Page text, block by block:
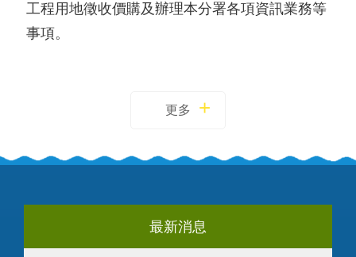
工程用地徵收價購及辦理本分署各項資訊業務等
事項。
更多
最新消息